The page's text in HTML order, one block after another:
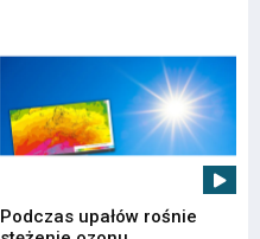
Podczas upałów rośnie